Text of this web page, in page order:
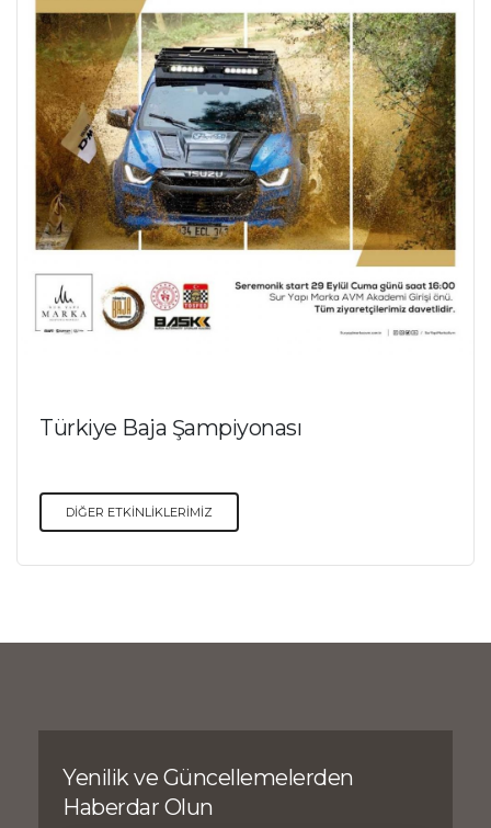
Türkiye Baja Şampiyonası
DİĞER ETKİNLİKLERİMİZ
Yenilik ve Güncellemelerden
Haberdar Olun